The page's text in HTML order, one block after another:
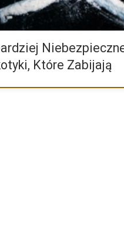
Które Zabijają